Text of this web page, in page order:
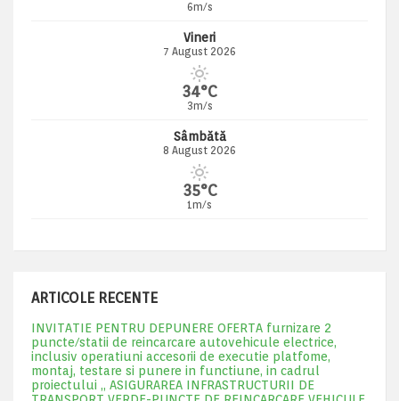
6m/s
Vineri
7 August 2026
34°C
3m/s
Sâmbătă
8 August 2026
35°C
1m/s
ARTICOLE RECENTE
INVITATIE PENTRU DEPUNERE OFERTA furnizare 2
puncte/statii de reincarcare autovehicule electrice,
inclusiv operatiuni accesorii de executie platfome,
montaj, testare si punere in functiune, in cadrul
proiectului „ ASIGURAREA INFRASTRUCTURII DE